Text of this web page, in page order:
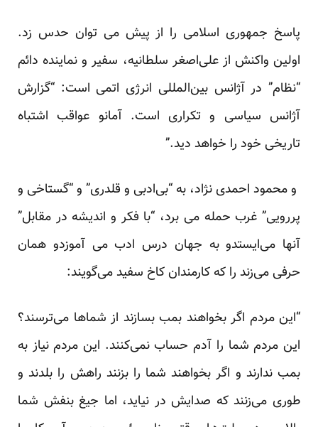
پاسخ جمهوری اسلامی را از پیش می توان حدس زد.
اولین واکنش از علی‌اصغر سلطانیه، سفیر و نماینده دائم
“نظام” در آژانس بین‌المللی انرژی اتمی است: “گزارش
آژانس سیاسی و تکراری است. آمانو عواقب اشتباه
تاریخی خود را خواهد دید.”
و محمود احمدی نژاد، به “بی‌ادبی و قلدری” و “گستاخی و
پررویی” غرب حمله می برد، “با فکر و اندیشه در مقابل”
آنها می‌ایستدو به جهان درس ادب می آموزدو همان
حرفی می‌زند را که کارمندان کاخ سفید می‌گویند:
“این مردم اگر بخواهند بمب بسازند از شماها می‌ترسند؟
این مردم شما را آدم حساب نمی‌کنند. این مردم نیاز به
بمب ندارند و اگر بخواهند شما را بزنند راهش را بلدند و
طوری می‌زنند که صدایش در نیاید، اما جیغ بنفش شما